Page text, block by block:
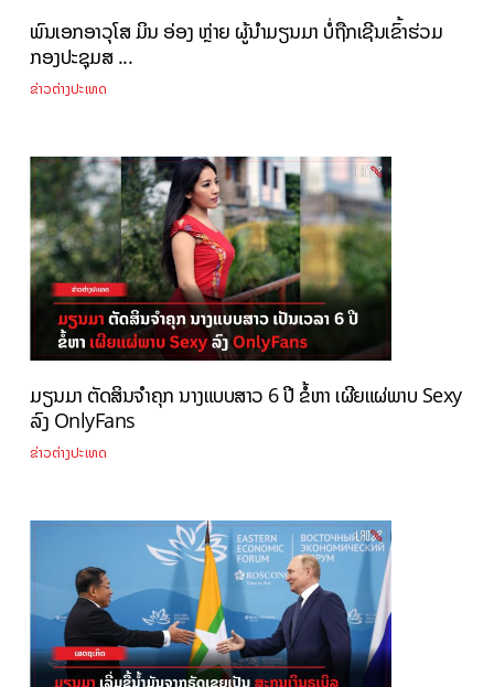
ພົນເອກອາວຸໂສ ມິນ ອ່ອງ ຫຼ່າຍ ຜູ້ນຳມຽນມາ ບໍ່ຖືກເຊີນເຂົ້າຮ່ວມ
ກອງປະຊຸມສ ...
ຂ່າວຕ່າງປະເທດ
ມຽນມາ ຕັດສິນຈຳຄຸກ ນາງແບບສາວ 6 ປີ ຂໍ້ຫາ ເຜີຍແຜ່ພາບ Sexy
ລົງ OnlyFans
ຂ່າວຕ່າງປະເທດ